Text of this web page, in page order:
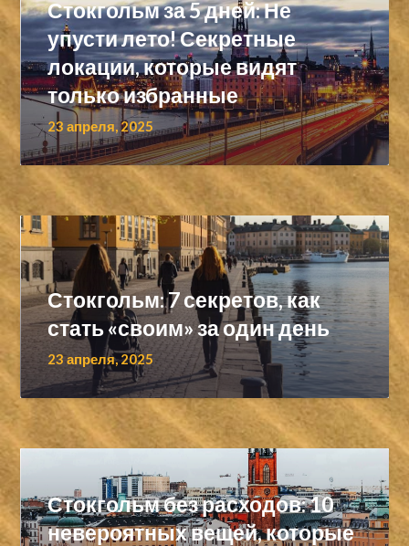
Стокгольм за 5 дней: Не
упусти лето! Секретные
локации, которые видят
только избранные
23 апреля, 2025
Стокгольм: 7 секретов, как
стать «своим» за один день
23 апреля, 2025
Стокгольм без расходов: 10
невероятных вещей, которые